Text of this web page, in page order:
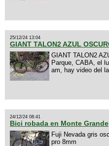
25/12/24 13:04
GIANT TALON2 AZUL
GIANT TALON2
Parque, CABA, el
am, hay video del
24/12/24 08:41
Bici robada en Monte Grande
Fuji Nevada gris
pro 8mm